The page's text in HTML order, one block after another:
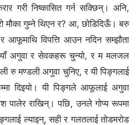
गरी निष्कासित गर्न सक्छिन्। अनि,
मौका गुम्ने थिएन र? आ, छोडिदिऊँ। बरु
आफूमाथि विपत्ति आउन नदिन सम्झौता
अगुवा र सेवकहरू चुन्यो, र म मलजल
रु मण्डली अगुवा चुनिए, र यी पिङ्गलाई
दिइयो। यी पिङ्गले आफूलाई अगुवा
पालेर राखिन्। पछि, उनले गोप्य रूपमा
ल्याइन्, सही र गलतलाई तोडमरोड